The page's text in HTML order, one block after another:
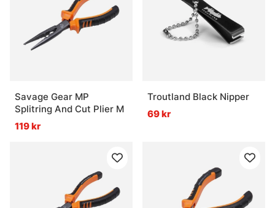
Savage Gear MP
Splitring And Cut Plier M
119 kr
Troutland Black Nipper
69 kr